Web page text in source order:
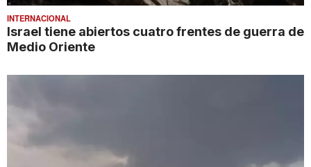
INTERNACIONAL
Israel tiene abiertos cuatro frentes de guerra de
Medio Oriente